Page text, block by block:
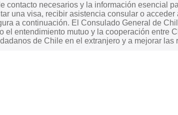
contacto necesarios y la información esencial
una visa, recibir asistencia consular o
a continuación. El Consulado General de
el entendimiento mutuo y la cooperación entre
de Chile en el extranjero y a mejorar las